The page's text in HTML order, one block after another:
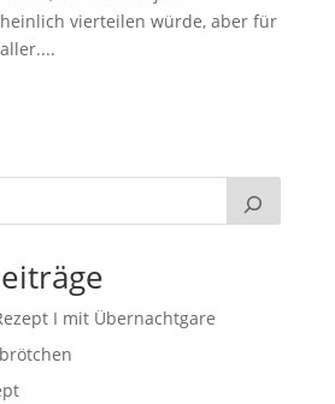
vierteilen würde, aber für
I mit Übernachtgare